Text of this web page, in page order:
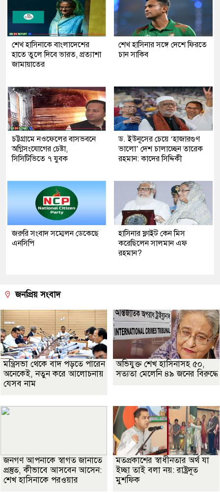
শেখ হাসিনাকে বাংলাদেশের
হাতে তুলে দিবে ভারত, প্রত্যাশা
জামায়াতের
শেখ হাসিনার সঙ্গে দেশে ফিরতে
চান সাকিব
চট্টগ্রামে নওফেলের বাসভবনে
অগ্নিসংযোগের চেষ্টা,
সিসিটিভিতে ৭ যুবক
ড. ইউনূসের চেয়ে ‘হাজারগুণ
ভালো’ দেশ চালাচ্ছেন তারেক
রহমান: কাদের সিদ্দিকী
জরুরি সংবাদ সম্মেলন ডেকেছে
এনসিপি
হাসিনার ফ্লাইট কেন মিস
করেছিলেন সালমান এফ
রহমান?
জনপ্রিয় সংবাদ
মন্ত্রিসভা থেকে বাদ পড়তে পারেন
অনেকেই, নতুন করে আলোচনায়
যেসব নাম
অভিযুক্ত শেখ হাসিনাসহ ৫০,
সত্যতা মেলেনি ৪৯ জনের বিরুদ্ধে
জনগণ আপনাকে স্বাগত জানাতে
প্রস্তুত, কীভাবে আসবেন আসেন:
শেখ হাসিনাকে পরওয়ার
মতপ্রকাশের স্বাধীনতার অর্থ যা
ইচ্ছা তাই বলা নয়: রাষ্ট্রদূত
মুশফিক